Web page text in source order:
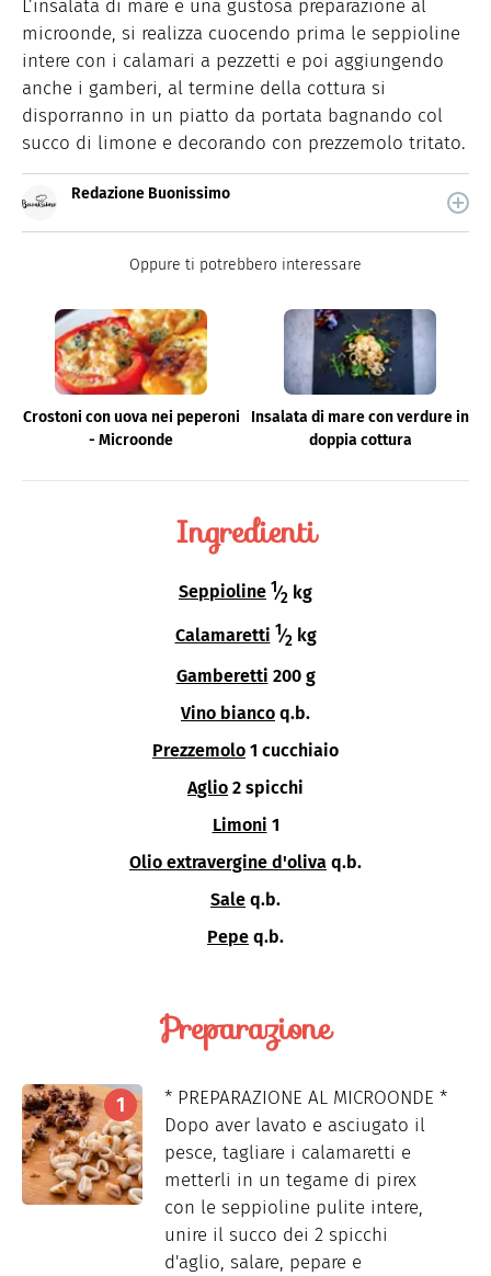
L’insalata di mare è una gustosa preparazione al
microonde, si realizza cuocendo prima le seppioline
intere con i calamari a pezzetti e poi aggiungendo
anche i gamberi, al termine della cottura si
disporranno in un piatto da portata bagnando col
succo di limone e decorando con prezzemolo tritato.
Redazione Buonissimo
quale trovi idee veloci, facili e spiegate passo passo.
Oppure ti potrebbero interessare
Crostoni con uova nei peperoni
- Microonde
Insalata di mare con verdure in
doppia cottura
Ingredienti
Seppioline 1⁄2 kg
Calamaretti 1⁄2kg
Gamberetti 200 g
Vino bianco q.b.
Prezzemolo 1 cucchiaio
Aglio 2 spicchi
Limoni 1
Olio extravergine d'oliva q.b.
Sale q.b.
Pepe q.b.
Preparazione
* PREPARAZIONE AL MICROONDE *
Dopo aver lavato e asciugato il
pesce, tagliare i calamaretti e
metterli in un tegame di pirex
con le seppioline pulite intere,
unire il succo dei 2 spicchi
d'aglio, salare, pepare e